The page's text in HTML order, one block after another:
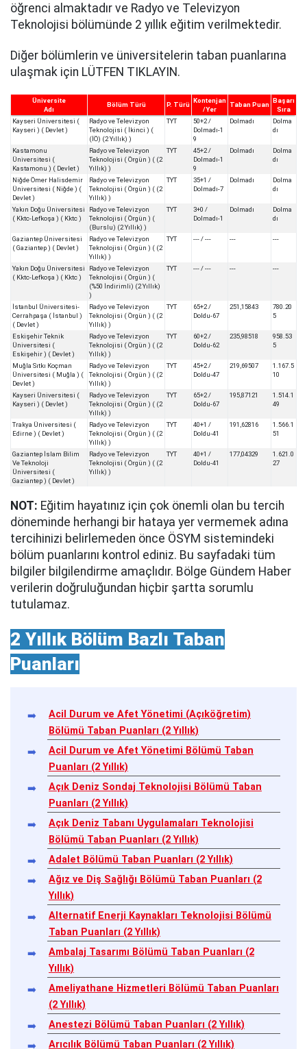
öğrenci almaktadır ve Radyo ve Televizyon
Teknolojisi bölümünde 2 yıllık eğitim verilmektedir.
Diğer bölümlerin ve üniversitelerin taban puanlarına
ulaşmak için LÜTFEN TIKLAYIN.
Üniversite
Adı
Bölüm Türü P. Türü
Kontenjan
/Yer
Taban Puan
Başarı
Sıra
Kayseri Üniversitesi (
Kayseri ) ( Devlet )
Radyo ve Televizyon
Teknolojisi ( İkinci ) (
(İÖ) (2 Yıllık) )
TYT
50+2 /
Dolmadı-1
9
Dolmadı
Dolma
dı
Kastamonu
Üniversitesi (
Kastamonu ) ( Devlet )
Radyo ve Televizyon
Teknolojisi ( Örgün ) ( (2
Yıllık) )
TYT
45+2 /
Dolmadı-1
9
Dolmadı
Dolma
dı
Niğde Ömer Halisdemir
Üniversitesi ( Niğde ) (
Devlet )
Radyo ve Televizyon
Teknolojisi ( Örgün ) ( (2
Yıllık) )
TYT
35+1 /
Dolmadı-7
Dolmadı
Dolma
dı
Yakın Doğu Üniversitesi
( Kktc-Lefkoşa ) ( Kktc )
Radyo ve Televizyon
Teknolojisi ( Örgün ) (
(Burslu) (2 Yıllık) )
TYT
3+0 /
Dolmadı-1
Dolmadı
Dolma
dı
Gaziantep Üniversitesi
( Gaziantep ) ( Devlet )
Radyo ve Televizyon
Teknolojisi ( Örgün ) ( (2
Yıllık) )
TYT --- / --- --- ---
Yakın Doğu Üniversitesi
( Kktc-Lefkoşa ) ( Kktc )
Radyo ve Televizyon
Teknolojisi ( Örgün ) (
(%50 İndirimli) (2 Yıllık)
)
TYT --- / --- --- ---
İstanbul Üniversitesi-
Cerrahpaşa ( İstanbul )
( Devlet )
Radyo ve Televizyon
Teknolojisi ( Örgün ) ( (2
Yıllık) )
TYT
65+2 /
Doldu-67
251,15843
780.20
5
Eskişehir Teknik
Üniversitesi (
Eskişehir ) ( Devlet )
Radyo ve Televizyon
Teknolojisi ( Örgün ) ( (2
Yıllık) )
TYT
60+2 /
Doldu-62
235,98518
958.53
5
Muğla Sıtkı Koçman
Üniversitesi ( Muğla ) (
Devlet )
Radyo ve Televizyon
Teknolojisi ( Örgün ) ( (2
Yıllık) )
TYT
45+2 /
Doldu-47
219,69507
1.167.5
10
Kayseri Üniversitesi (
Kayseri ) ( Devlet )
Radyo ve Televizyon
Teknolojisi ( Örgün ) ( (2
Yıllık) )
TYT
65+2 /
Doldu-67
195,87121
1.514.1
49
Trakya Üniversitesi (
Edirne ) ( Devlet )
Radyo ve Televizyon
Teknolojisi ( Örgün ) ( (2
Yıllık) )
TYT
40+1 /
Doldu-41
191,62816
1.566.1
51
Gaziantep İslam Bilim
Ve Teknoloji
Üniversitesi (
Gaziantep ) ( Devlet )
Radyo ve Televizyon
Teknolojisi ( Örgün ) ( (2
Yıllık) )
TYT
40+1 /
Doldu-41
177,04329
1.621.0
27
NOT: Eğitim hayatınız için çok önemli olan bu tercih
döneminde herhangi bir hataya yer vermemek adına
tercihinizi belirlemeden önce ÖSYM sistemindeki
bölüm puanlarını kontrol ediniz. Bu sayfadaki tüm
bilgiler bilgilendirme amaçlıdır. Bölge Gündem Haber
verilerin doğruluğundan hiçbir şartta sorumlu
tutulamaz.
2 Yıllık Bölüm Bazlı Taban
Puanları
Acil Durum ve Afet Yönetimi (Açıköğretim)
Bölümü Taban Puanları (2 Yıllık)
Acil Durum ve Afet Yönetimi Bölümü Taban
Puanları (2 Yıllık)
Açık Deniz Sondaj Teknolojisi Bölümü Taban
Puanları (2 Yıllık)
Açık Deniz Tabanı Uygulamaları Teknolojisi
Bölümü Taban Puanları (2 Yıllık)
Adalet Bölümü Taban Puanları (2 Yıllık)
Ağız ve Diş Sağlığı Bölümü Taban Puanları (2
Yıllık)
Alternatif Enerji Kaynakları Teknolojisi Bölümü
Taban Puanları (2 Yıllık)
Ambalaj Tasarımı Bölümü Taban Puanları (2
Yıllık)
Ameliyathane Hizmetleri Bölümü Taban Puanları
(2 Yıllık)
Anestezi Bölümü Taban Puanları (2 Yıllık)
Arıcılık Bölümü Taban Puanları (2 Yıllık)